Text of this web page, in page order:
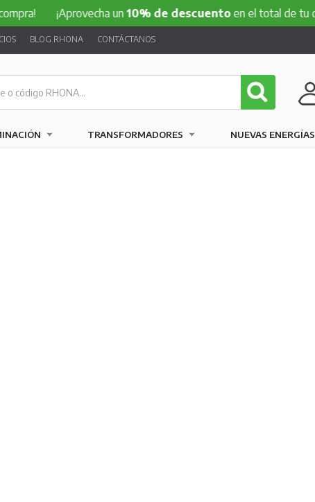
¡Aprovecha un10% de descuentoen el total de tu compra!
BLOG RHONA CONTÁCTANOS
TRANSFORMADORES NUEVAS ENERGÍAS